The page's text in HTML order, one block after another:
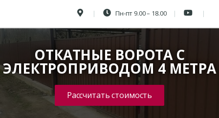
Пн-пт 9.00 – 18.00
ОТКАТНЫЕ ВОРОТА С
ЭЛЕКТРОПРИВОДОМ 4 МЕТРА
Рассчитать стоимость